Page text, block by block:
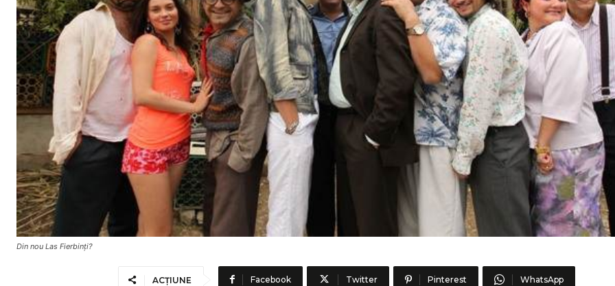
Din nou Las Fierbinți?
ACȚIUNE Facebook Twitter Pinterest WhatsApp